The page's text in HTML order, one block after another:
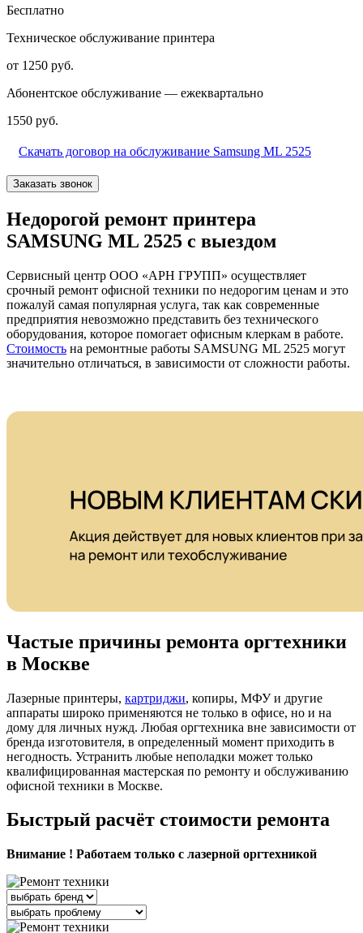
Бесплатно
Техническое обслуживание принтера
от 1250 руб.
Абонентское обслуживание — ежеквартально
1550 руб.
Скачать договор на обслуживание Samsung ML 2525
Заказать звонок
Недорогой ремонт принтера
SAMSUNG ML 2525 с выездом
Сервисный центр ООО «АРН ГРУПП» осуществляет
срочный ремонт офисной техники по недорогим ценам и это
пожалуй самая популярная услуга, так как современные
предприятия невозможно представить без технического
оборудования, которое помогает офисным клеркам в работе.
Стоимость на ремонтные работы SAMSUNG ML 2525 могут
значительно отличаться, в зависимости от сложности работы.
Частые причины ремонта оргтехники
в Москве
Лазерные принтеры, картриджи, копиры, МФУ и другие
аппараты широко применяются не только в офисе, но и на
дому для личных нужд. Любая оргтехника вне зависимости от
бренда изготовителя, в определенный момент приходить в
негодность. Устранить любые неполадки может только
квалифицированная мастерская по ремонту и обслуживанию
офисной техники в Москве.
Быстрый расчёт стоимости ремонта
Внимание ! Работаем только с лазерной оргтехникой